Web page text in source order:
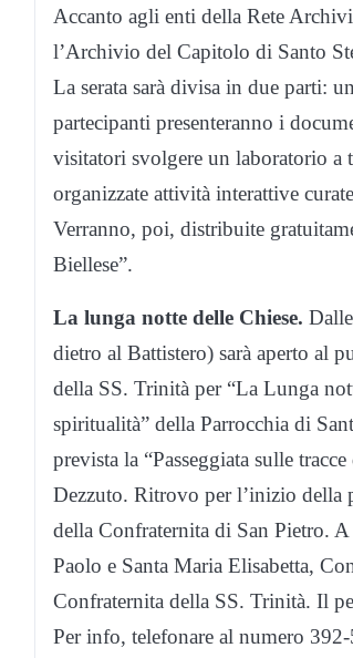
Accanto agli enti della Rete
l’Archivio del Capitolo di Santo
La serata sarà divisa in due parti:
partecipanti presenteranno i
visitatori svolgere un laboratorio a
organizzate attività interattive
Verranno, poi, distribuite
Biellese”.
La lunga notte delle Chiese.
dietro al Battistero) sarà aperto al
della SS. Trinità per “La Lunga
spiritualità” della Parrocchia di
prevista la “Passeggiata sulle
Dezzuto. Ritrovo per l’inizio della
della Confraternita di San Pietro.
Paolo e Santa Maria Elisabetta,
Confraternita della SS. Trinità. Il
Per info, telefonare al numero